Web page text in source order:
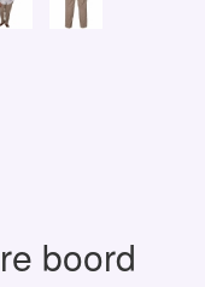
boord